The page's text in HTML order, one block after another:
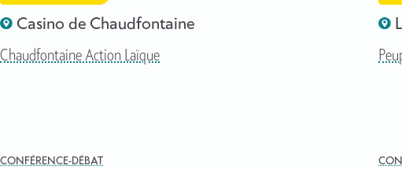
Casino de Chaudfontaine
Chaudfontaine Action Laïque
CONFÉRENCE-DÉBAT